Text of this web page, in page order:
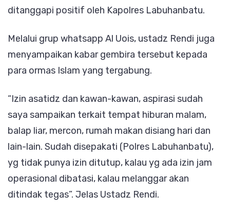
ditanggapi positif oleh Kapolres Labuhanbatu.
Melalui grup whatsapp Al Uois, ustadz Rendi juga
menyampaikan kabar gembira tersebut kepada
para ormas Islam yang tergabung.
“Izin asatidz dan kawan-kawan, aspirasi sudah
saya sampaikan terkait tempat hiburan malam,
balap liar, mercon, rumah makan disiang hari dan
lain-lain. Sudah disepakati (Polres Labuhanbatu),
yg tidak punya izin ditutup, kalau yg ada izin jam
operasional dibatasi, kalau melanggar akan
ditindak tegas”. Jelas Ustadz Rendi.